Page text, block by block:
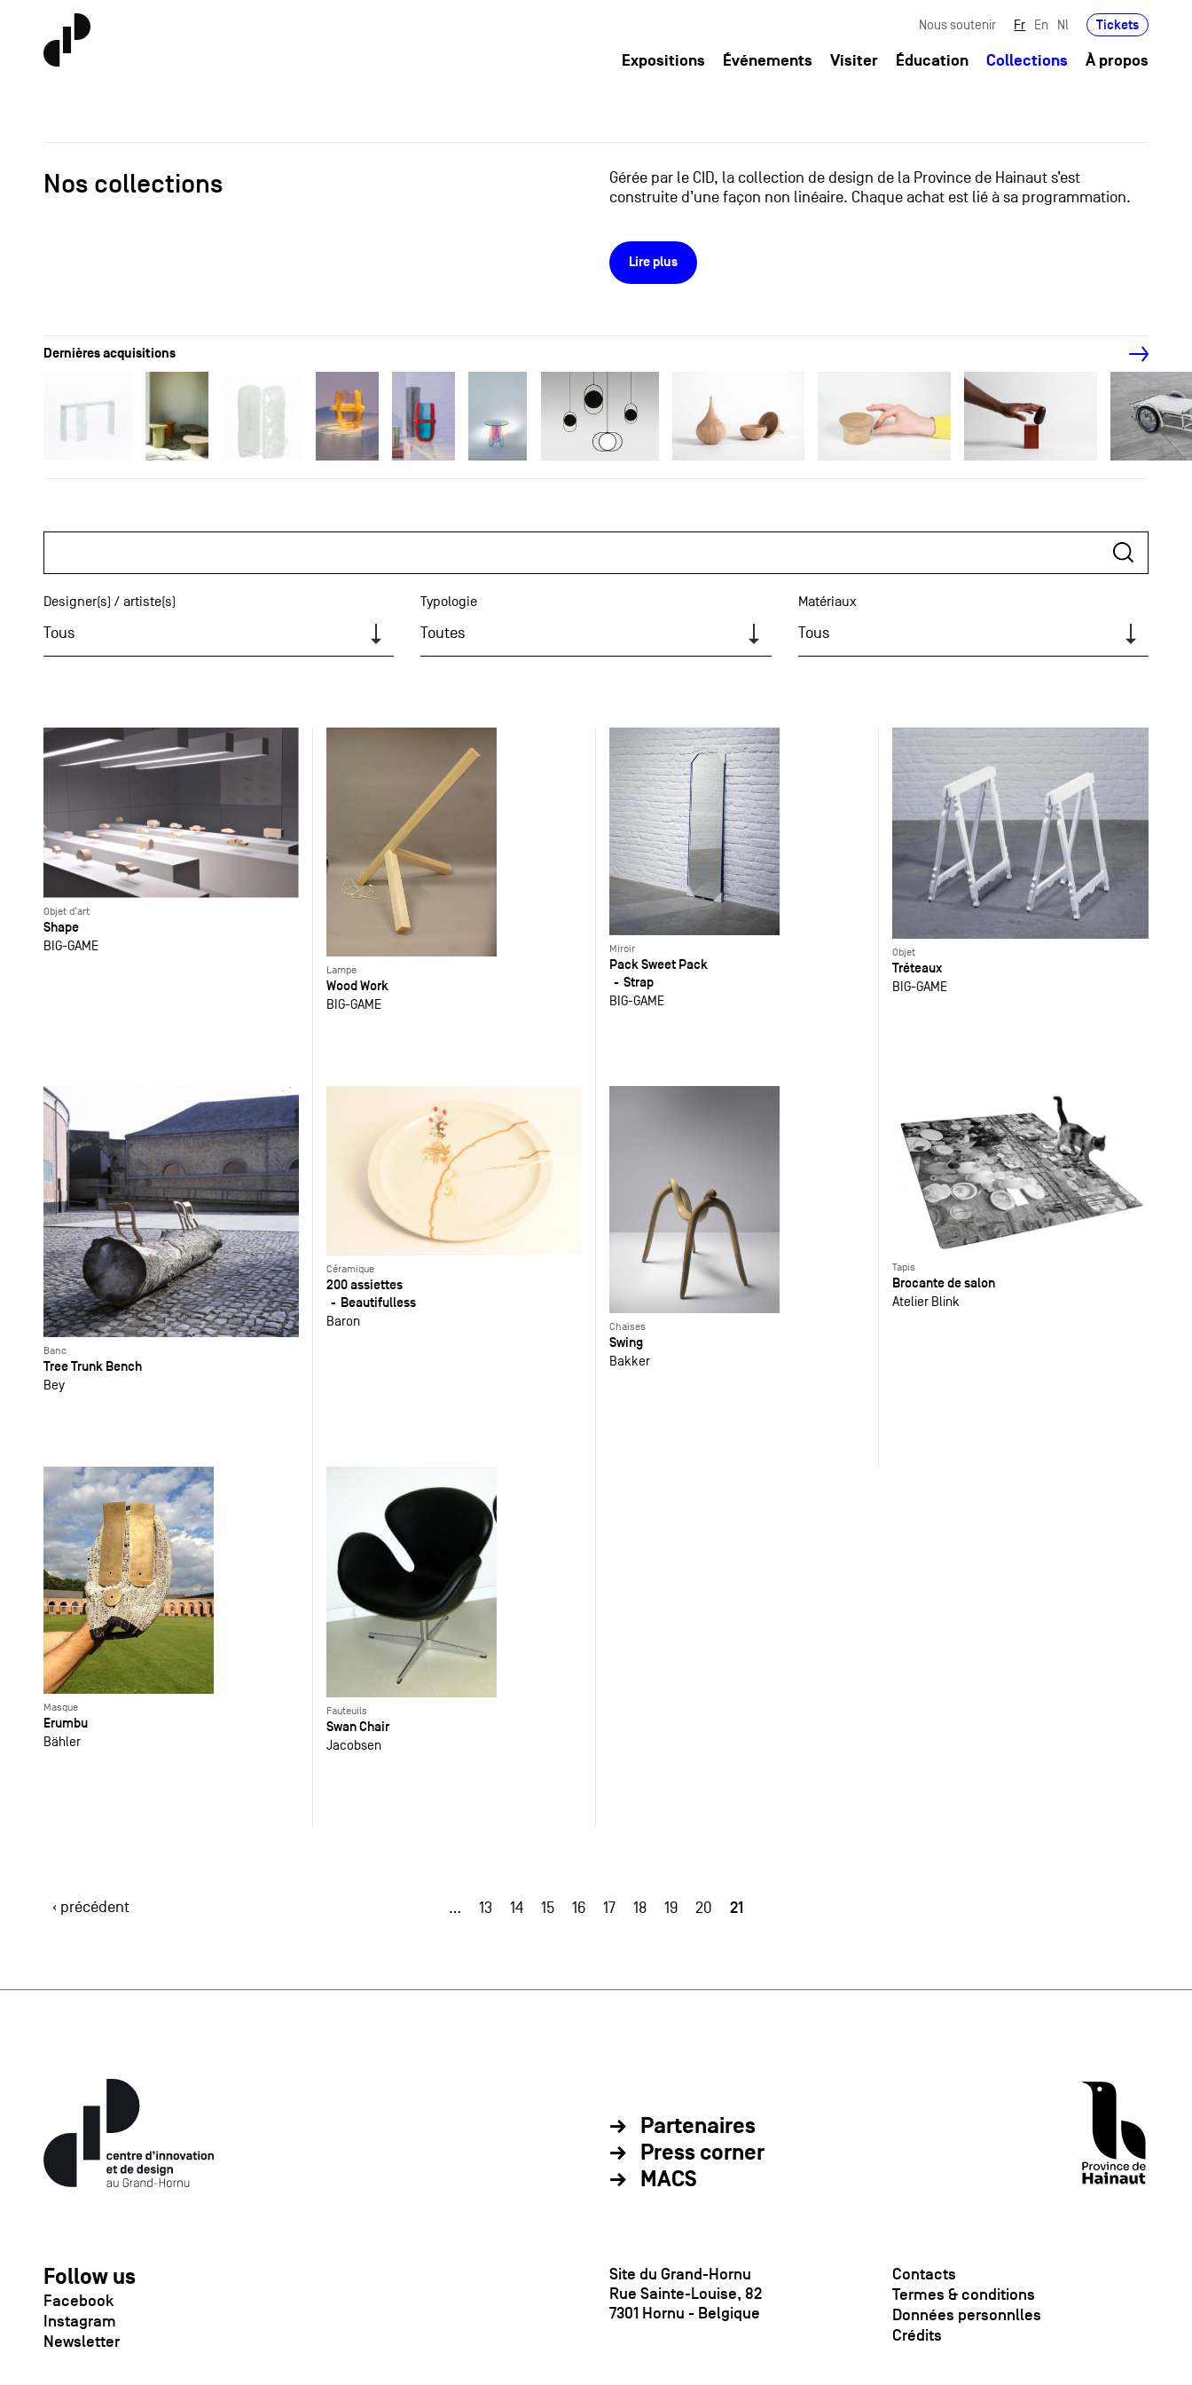
Nous soutenir Fr En Nl Tickets
Expositions Événements Visiter Éducation Collections À propos
Nos collections
Gérée par le CID, la collection de design de la Province de Hainaut s’est
construite d’une façon non linéaire. Chaque achat est lié à sa programmation.
Lire plus
Dernières acquisitions
Designer(s) / artiste(s)
Tous
Typologie
Toutes
Matériaux
Tous
Objet d'art
Shape
BIG-GAME
Lampe
Wood Work
BIG-GAME
Miroir
Pack Sweet Pack
Strap
BIG-GAME
Objet
Tréteaux
BIG-GAME
Banc
Tree Trunk Bench
Bey
Céramique
200 assiettes
Beautifulless
Baron Chaises
Swing
Bakker
Tapis
Brocante de salon
Atelier Blink
Masque
Erumbu
Bähler
Fauteuils
Swan Chair
Jacobsen
‹ précédent … 13 14 15 16 17 18 19 20 21
Partenaires
Press corner
MACS
Follow us
Facebook
Instagram
Newsletter
Site du Grand-Hornu
Rue Sainte-Louise, 82
7301 Hornu - Belgique
Contacts
Termes & conditions
Données personnlles
Crédits